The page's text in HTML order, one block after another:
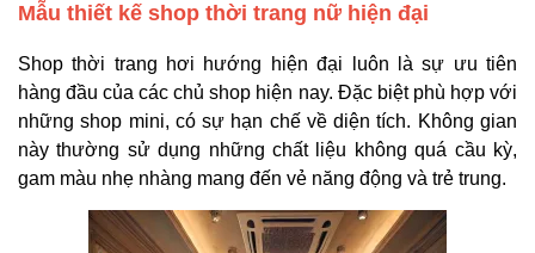
Mẫu thiết kế shop thời trang nữ hiện đại
Shop thời trang hơi hướng hiện đại luôn là sự ưu tiên
hàng đầu của các chủ shop hiện nay. Đặc biệt phù hợp với
những shop mini, có sự hạn chế về diện tích. Không gian
này thường sử dụng những chất liệu không quá cầu kỳ,
gam màu nhẹ nhàng mang đến vẻ năng động và trẻ trung.